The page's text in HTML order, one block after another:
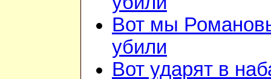
Вот мы
убили
Вот ударят в